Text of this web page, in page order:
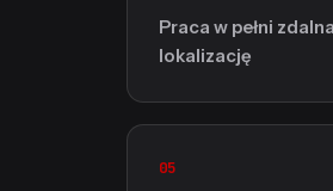
Praca w pełni
lokalizację
05